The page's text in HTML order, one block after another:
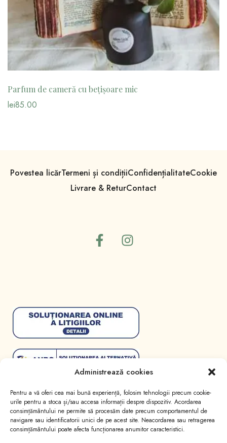
Administrează cookies
Pentru a vă oferi cea mai bună experiență, folosim tehnologii precum cookie-
urile pentru a stoca și/sau accesa informații despre dispozitiv. Acordarea
consimțământului ne permite să procesăm date precum comportamentul de
navigare sau identificatorii unici de pe acest site. Neacordarea sau retragerea
consimțământului poate afecta funcționarea anumitor caracteristici.
Parfum de cameră cu bețișoare mic
lei85.00
Povestea licărTermeni și condițiiConfidențialitateCookie
Livrare & ReturContact